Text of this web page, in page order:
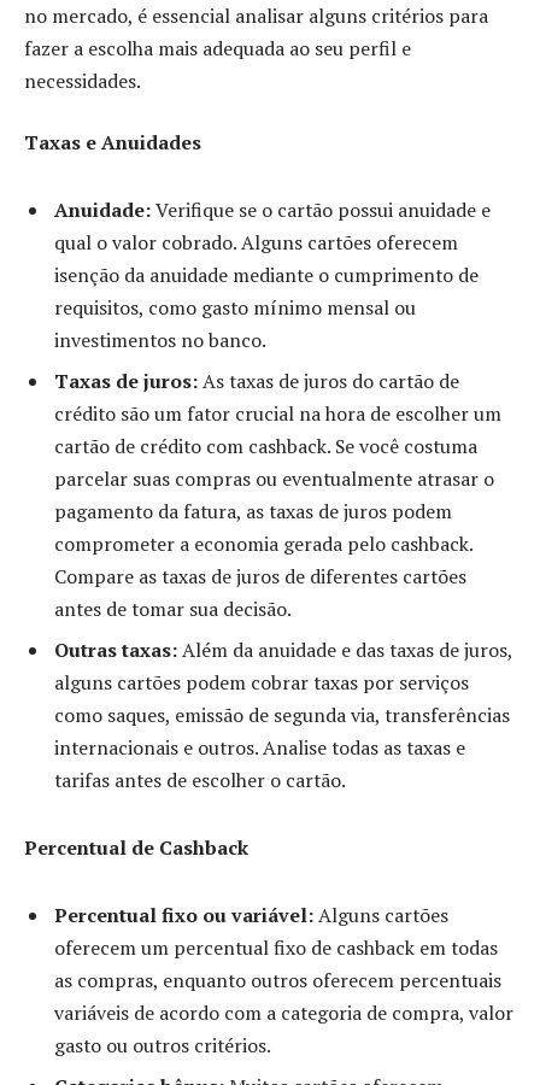
no mercado, é essencial analisar alguns critérios para
fazer a escolha mais adequada ao seu perfil e
necessidades.
Taxas e Anuidades
Anuidade:Verifique se o cartão possui anuidade e
qual o valor cobrado. Alguns cartões oferecem
isenção da anuidade mediante o cumprimento de
requisitos, como gasto mínimo mensal ou
investimentos no banco.
Taxas de juros:As taxas de juros do cartão de
crédito são um fator crucial na hora de escolher um
cartão de crédito com cashback. Se você costuma
parcelar suas compras ou eventualmente atrasar o
pagamento da fatura, as taxas de juros podem
comprometer a economia gerada pelo cashback.
Compare as taxas de juros de diferentes cartões
antes de tomar sua decisão.
Outras taxas:Além da anuidade e das taxas de juros,
alguns cartões podem cobrar taxas por serviços
como saques, emissão de segunda via, transferências
internacionais e outros. Analise todas as taxas e
tarifas antes de escolher o cartão.
Percentual de Cashback
Percentual fixo ou variável:Alguns cartões
oferecem um percentual fixo de cashback em todas
as compras, enquanto outros oferecem percentuais
variáveis de acordo com a categoria de compra, valor
gasto ou outros critérios.